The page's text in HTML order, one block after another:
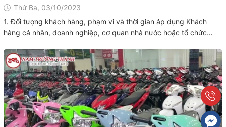
Thứ Ba, 03/10/2023
1. Đối tượng khách hàng, phạm vi và thời gian áp dụng Khách
hàng cá nhân, doanh nghiệp, cơ quan nhà nước hoặc tổ chức
từ ngày 01/10/2023 đến hết ngày 30/11/2023 (căn cứ theo ngày
ghi trên Hóa đơn...